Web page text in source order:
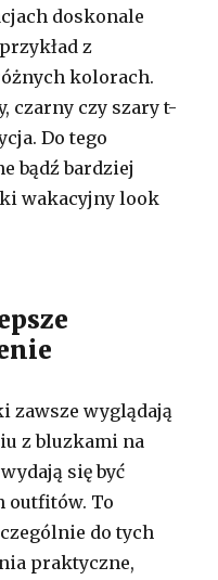
doskonale
z
kolorach.
czarny czy szary t-
Do tego
bądź bardziej
wakacyjny look
zawsze wyglądają
z bluzkami na
się być
outfitów. To
do tych
praktyczne,